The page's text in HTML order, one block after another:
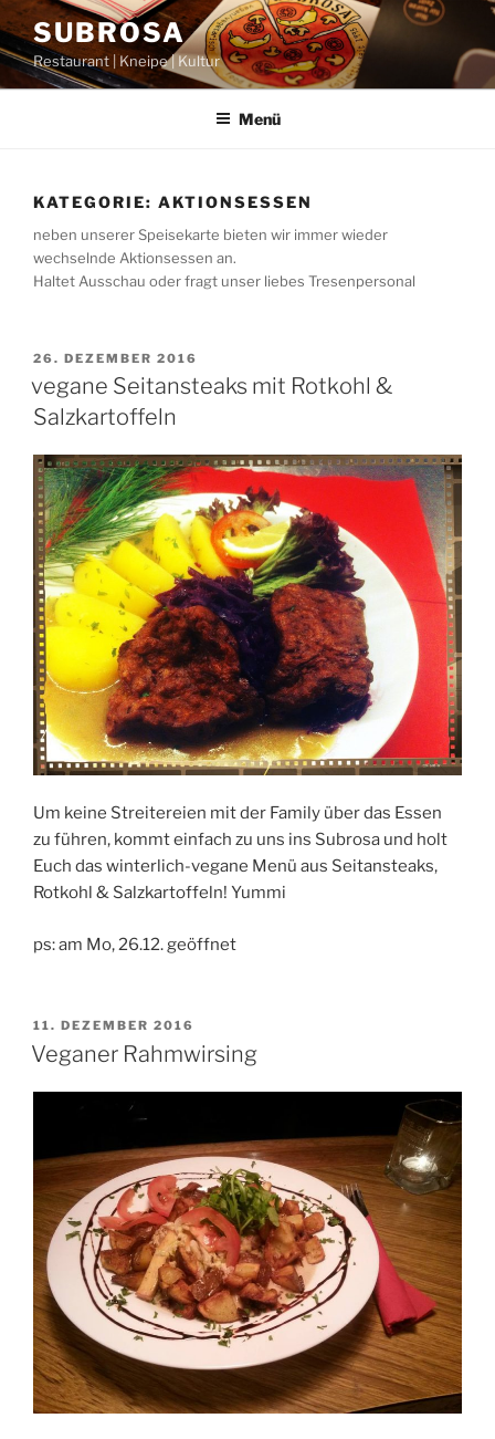
Zum
Inhalt
springen
SUBROSA
Restaurant | Kneipe | Kultur
Menü
KATEGORIE: AKTIONSESSEN
neben unserer Speisekarte bieten wir immer wieder
wechselnde Aktionsessen an.
Haltet Ausschau oder fragt unser liebes Tresenpersonal
VERÖFFENTLICHT
26. DEZEMBER 2016
vegane Seitansteaks mit Rotkohl &
Salzkartoffeln
Um keine Streitereien mit der Family über das Essen
zu führen, kommt einfach zu uns ins Subrosa und holt
Euch das winterlich-vegane Menü aus Seitansteaks,
Rotkohl & Salzkartoffeln! Yummi
ps: am Mo, 26.12. geöffnet
VERÖFFENTLICHT
AM
11. DEZEMBER 2016
Veganer Rahmwirsing